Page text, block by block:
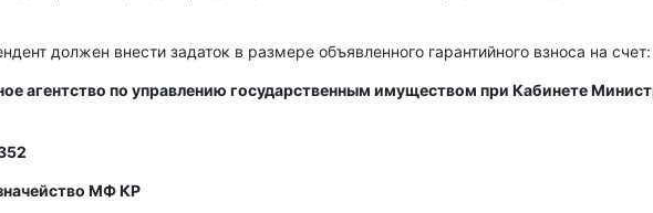
должен внести задаток в размере объявленного гарантийного взноса на счет:
агентство по управлению государственным имуществом при Кабинете
МФ КР